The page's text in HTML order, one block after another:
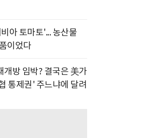
아 토마토'... 농산물
이었다
개방 임박? 결국은 美가
통제권' 주느냐에 달려